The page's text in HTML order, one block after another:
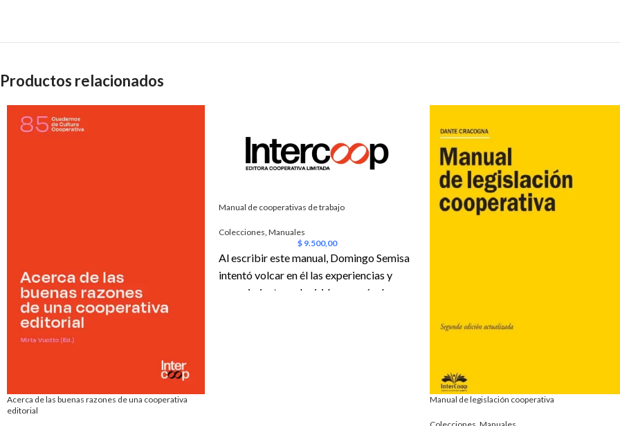
Productos relacionados
Acerca de las buenas razones de una cooperativa
editorial
Manual de cooperativas de trabajo
Colecciones Manuales
$9.500,00
Al escribir este manual, Domingo Semisa
intentó volcar en él las experiencias y
conocimientos adquiridos en más de
Manual de legislación cooperativa